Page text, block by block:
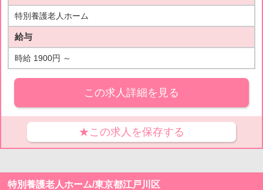
特別養護老人ホーム
給与
時給 1900円 ～
この求人詳細を見る
★この求人を保存する
特別養護老人ホーム/東京都江戸川区